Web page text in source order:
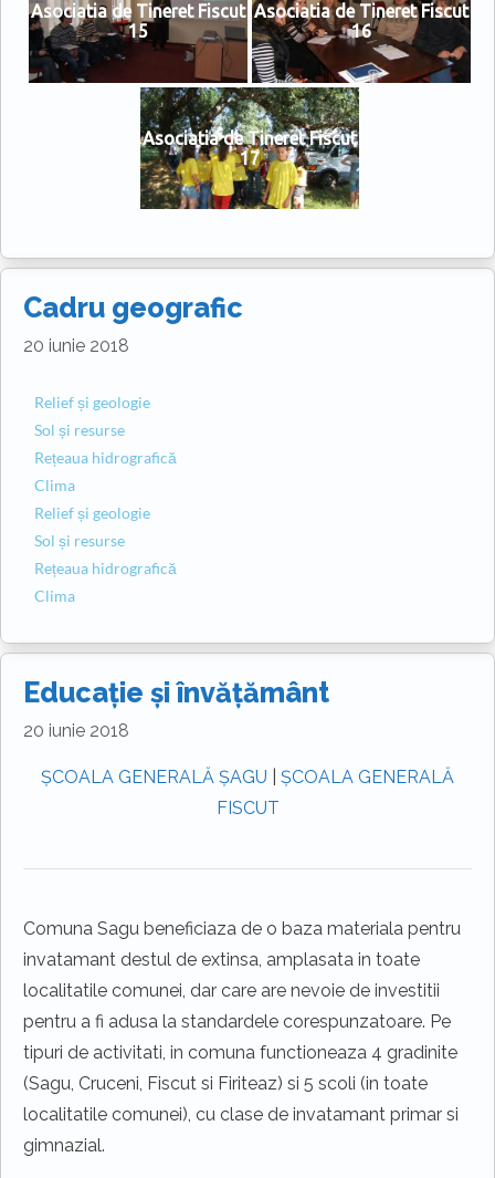
Asociatia de Tineret Fiscut
15
Asociatia de Tineret Fiscut
16
Asociatia de Tineret Fiscut
17
Cadru geografic
20 iunie 2018
Relief și geologie
Sol și resurse
Rețeaua hidrografică
Clima
Relief și geologie
Sol și resurse
Rețeaua hidrografică
Clima
Educație și învățământ
20 iunie 2018
ȘCOALA GENERALĂ ȘAGU
ȘCOALA GENERALĂ
FISCUT
Comuna Sagu beneficiaza de o baza materiala pentru
invatamant destul de extinsa, amplasata in toate
localitatile comunei, dar care are nevoie de investitii
pentru a fi adusa la standardele corespunzatoare. Pe
tipuri de activitati, in comuna functioneaza 4 gradinite
(Sagu, Cruceni, Fiscut si Firiteaz) si 5 scoli (in toate
localitatile comunei), cu clase de invatamant primar si
gimnazial.